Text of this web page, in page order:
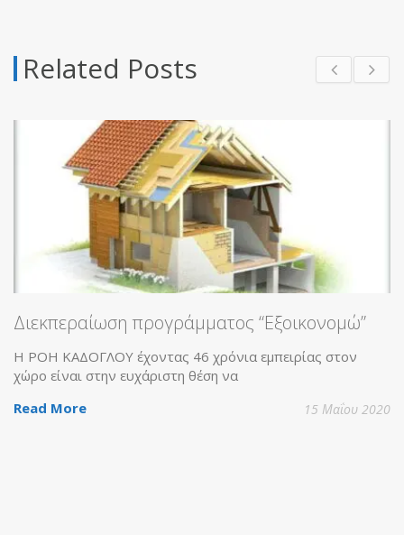
Related Posts
Διεκπεραίωση προγράμματος “Εξοικονομώ”
Η ΡΟΗ ΚΑΔΟΓΛΟΥ έχοντας 46 χρόνια εμπειρίας στον
χώρο είναι στην ευχάριστη θέση να
Read More
15 Μαΐου 2020